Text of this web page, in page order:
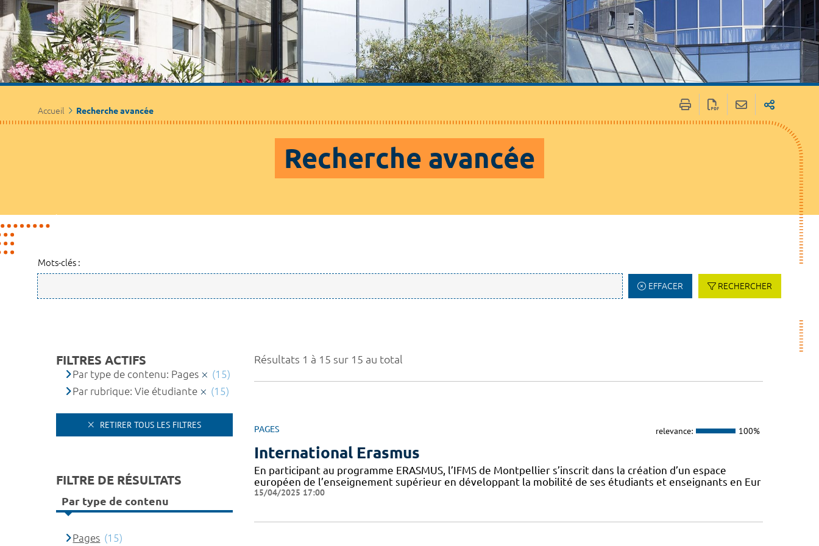
Accueil Recherche avancée
Recherche avancée
Mots-clés :
EFFACER RECHERCHER
Résultats 1 à 15 sur 15 au total
PAGES relevance: 100%
International Erasmus
En participant au programme ERASMUS, l’IFMS de Montpellier s’inscrit dans la création d’un espace
européen de l’enseignement supérieur en développant la mobilité de ses étudiants et enseignants en Eur
15/04/2025 17:00
FILTRES ACTIFS
Par type de contenu: Pages
(15)
Par rubrique: Vie étudiante
(15)
RETIRER TOUS LES FILTRES
FILTRE DE RÉSULTATS
Par type de contenu
Pages (15)